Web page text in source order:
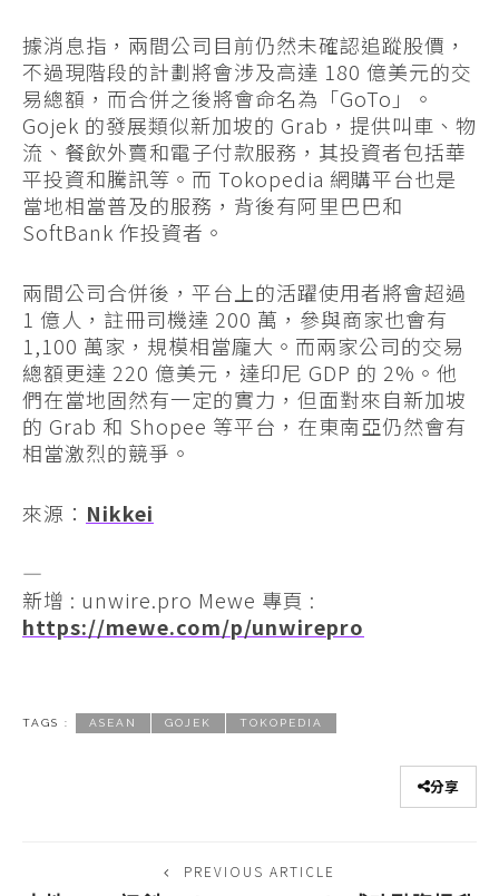
據消息指，兩間公司目前仍然未確認追蹤股價，
不過現階段的計劃將會涉及高達 180 億美元的交
易總額，而合併之後將會命名為「GoTo」。
Gojek 的發展類似新加坡的 Grab，提供叫車、物
流、餐飲外賣和電子付款服務，其投資者包括華
平投資和騰訊等。而 Tokopedia 網購平台也是
當地相當普及的服務，背後有阿里巴巴和
SoftBank 作投資者。
兩間公司合併後，平台上的活躍使用者將會超過
1 億人，註冊司機達 200 萬，參與商家也會有
1,100 萬家，規模相當龐大。而兩家公司的交易
總額更達 220 億美元，達印尼 GDP 的 2%。他
們在當地固然有一定的實力，但面對來自新加坡
的 Grab 和 Shopee 等平台，在東南亞仍然會有
相當激烈的競爭。
來源： Nikkei
—
新增 : unwire.pro Mewe 專頁 :
https://mewe.com/p/unwirepro
TAGS : ASEAN GOJEK TOKOPEDIA
分享
PREVIOUS ARTICLE